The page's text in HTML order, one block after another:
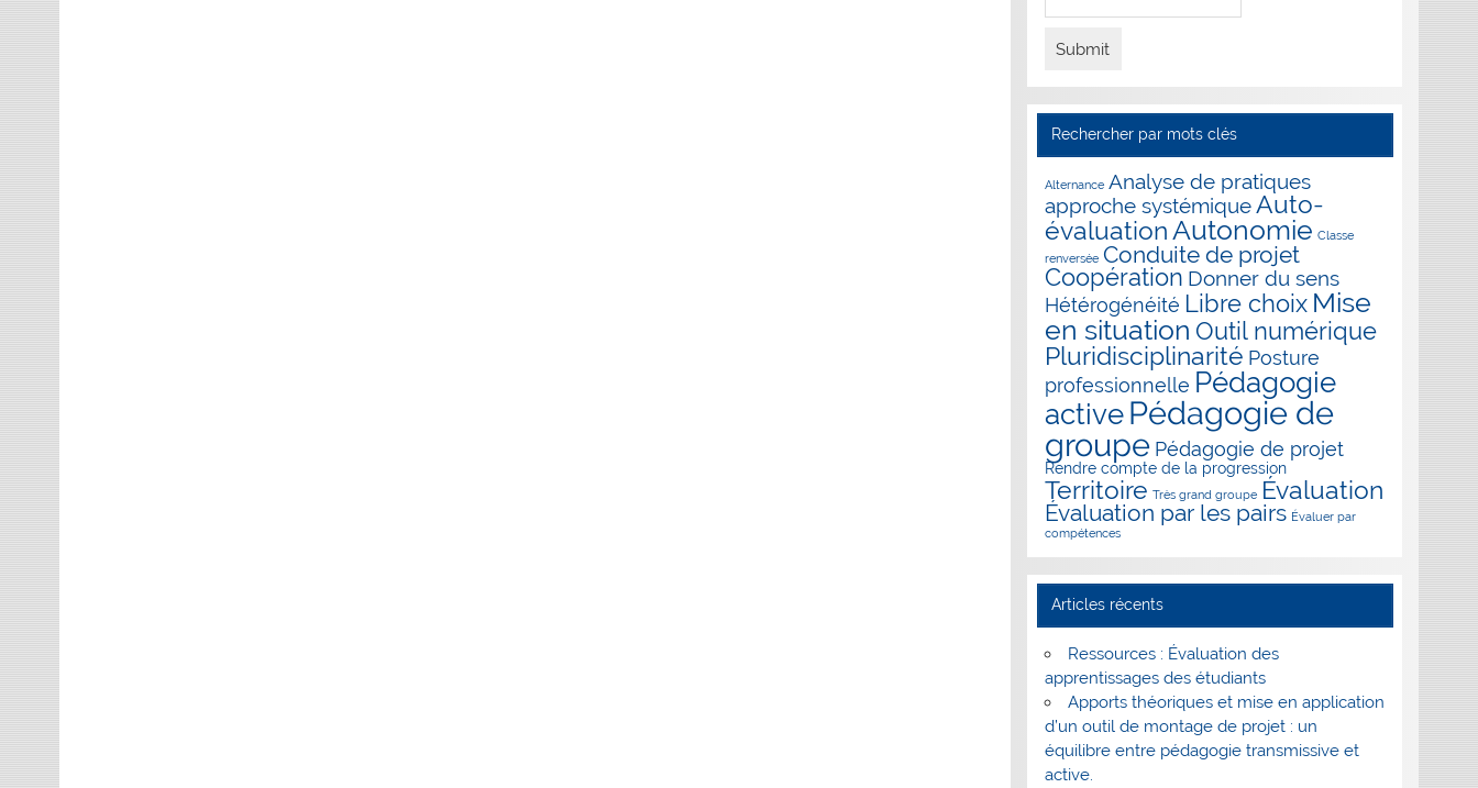
Rechercher par mots clés
Alternance Analyse de pratiques
approche systémiqueAuto-
évaluationAutonomie Classe
renversée Conduite de projet
Coopération Donner du sens
Hétérogénéité Libre choix Mise
en situation Outil numérique
Pluridisciplinarité Posture
professionnelle Pédagogie
active Pédagogie de
groupe Pédagogie de projet
Rendre compte de la progression
Territoire Très grand groupe Évaluation
Évaluation par les pairs Évaluer par
compétences
Articles récents
Ressources : Évaluation des
apprentissages des étudiants
Apports théoriques et mise en application
d’un outil de montage de projet : un
équilibre entre pédagogie transmissive et
active.